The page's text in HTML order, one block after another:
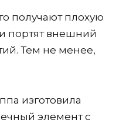
получают плохую
портят внешний
Тем не менее,
изготовила
элемент с